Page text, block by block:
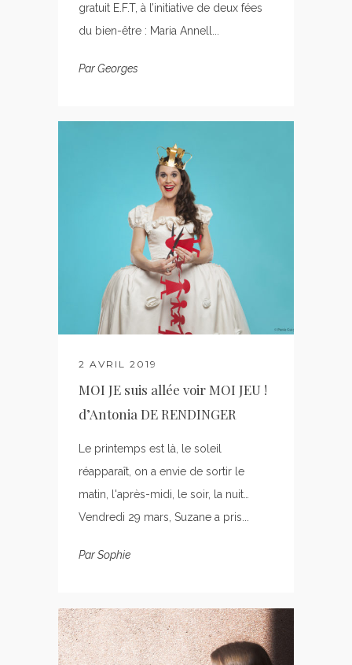
gratuit E.F.T, à l’initiative de deux fées
du bien-être : Maria Annell...
ParGeorges
2 AVRIL 2019
MOI JE suis allée voir MOI JEU !
d’Antonia DE RENDINGER
Le printemps est là, le soleil
réapparaît, on a envie de sortir le
matin, l'après-midi, le soir, la nuit…
Vendredi 29 mars, Suzane a pris...
ParSophie